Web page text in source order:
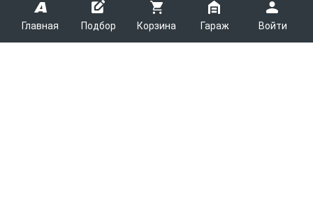
Главная Подбор Корзина Гараж Войти